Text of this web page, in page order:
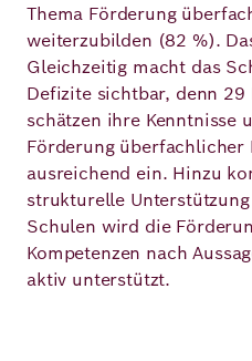
Thema Förderung
weiterzubilden (82 %).
Gleichzeitig macht das
Defizite sichtbar, denn
schätzen ihre Kenntnisse
Förderung überfachlicher
ausreichend ein. Hinzu
strukturelle
Schulen wird die
Kompetenzen nach
aktiv unterstützt.